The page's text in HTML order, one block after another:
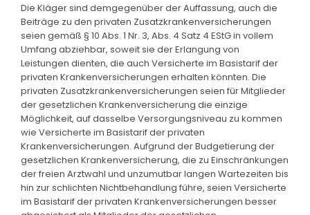
Die Kläger sind demgegenüber der Auffassung, auch die
Beiträge zu den privaten Zusatzkrankenversicherungen
seien gemäß § 10 Abs. 1 Nr. 3, Abs. 4 Satz 4 EStG in vollem
Umfang abziehbar, soweit sie der Erlangung von
Leistungen dienten, die auch Versicherte im Basistarif der
privaten Krankenversicherungen erhalten könnten. Die
privaten Zusatzkrankenversicherungen seien für Mitglieder
der gesetzlichen Krankenversicherung die einzige
Möglichkeit, auf dasselbe Versorgungsniveau zu kommen
wie Versicherte im Basistarif der privaten
Krankenversicherungen. Aufgrund der Budgetierung der
gesetzlichen Krankenversicherung, die zu Einschränkungen
der freien Arztwahl und unzumutbar langen Wartezeiten bis
hin zur schlichten Nichtbehandlung führe, seien Versicherte
im Basistarif der privaten Krankenversicherungen besser